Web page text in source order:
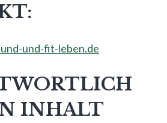
und-fit-leben.de
INHALT